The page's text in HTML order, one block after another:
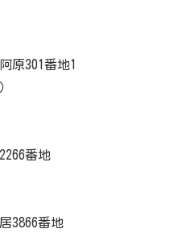
原301番地1
番地
3866番地